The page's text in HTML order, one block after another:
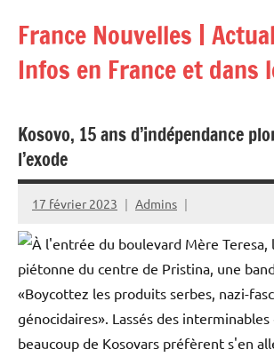
contenu
France Nouvelles |
Infos en France et dans
Kosovo, 15 ans d’indépendance
l’exode
17 février 2023 Admins